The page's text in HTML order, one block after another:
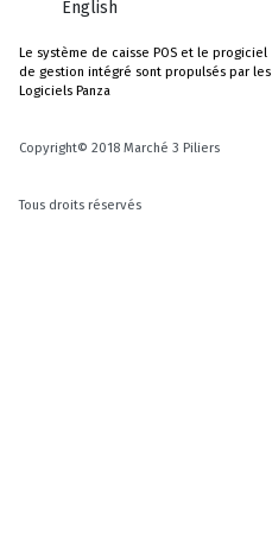
English
Le système de caisse POS et le progiciel
de gestion intégré sont propulsés par les
Logiciels Panza
Copyright© 2018 Marché 3 Piliers
Tous droits réservés